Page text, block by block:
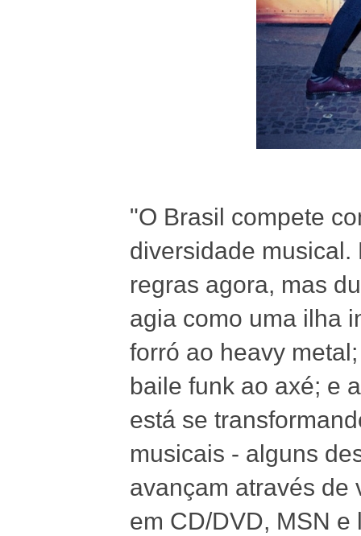
"O Brasil compete
diversidade musical.
regras agora, mas
agia como uma ilha
forró ao heavy
baile funk ao axé; e
está se
musicais - alguns
avançam através de
em CD/DVD, MSN